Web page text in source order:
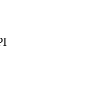
LINK